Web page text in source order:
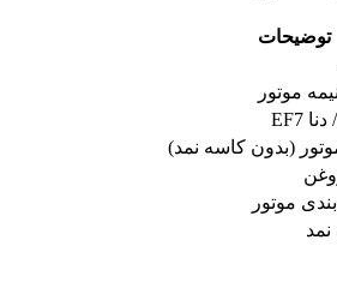
توضیحات
موتور
(بدون کاسه نمد)
موتور